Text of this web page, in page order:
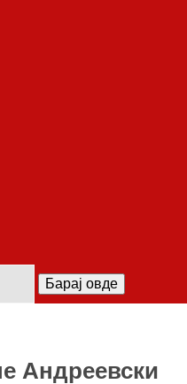
Барај овде
Андреевски